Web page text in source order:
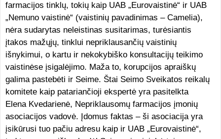
farmacijos tinklų, tokių kaip UAB „Eurovaistinė“ ir UAB
„Nemuno vaistinė“ (vaistinių pavadinimas – Camelia),
nėra sudarytas neleistinas susitarimas, turėsiantis
įtakos mažųjų, tinklui nepriklausančių vaistinių
išnykimui, o kartu ir nekokybiško konsultacijų teikimo
vaistinėse įsigalėjimo. Maža to, korupcijos apraiškų
galima pastebėti ir Seime. Štai Seimo Sveikatos reikalų
komitete kaip patariančioji ekspertė yra pasitelkta
Elena Kvedarienė, Nepriklausomų farmacijos įmonių
asociacijos vadovė. Įdomus faktas – ši asociacija yra
įsikūrusi tuo pačiu adresu kaip ir UAB „Eurovaistinė“,